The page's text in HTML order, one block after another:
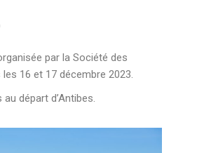
par la Société des
les 16 et 17 décembre 2023.
départ d’Antibes.